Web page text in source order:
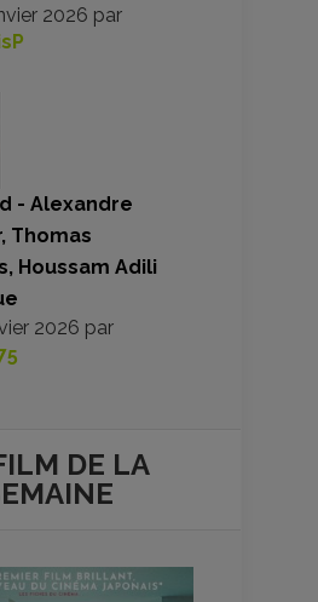
2026 par
- Alexandre
Thomas
Houssam Adili
2026 par
DE LA